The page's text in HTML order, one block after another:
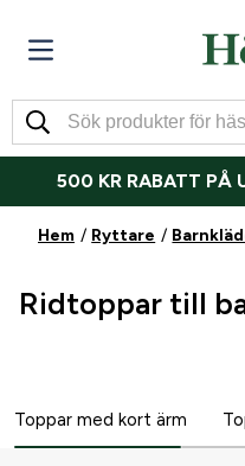
500 KR RABATT PÅ
Hem Ryttare
Ridtoppar till
Toppar med kort ärm